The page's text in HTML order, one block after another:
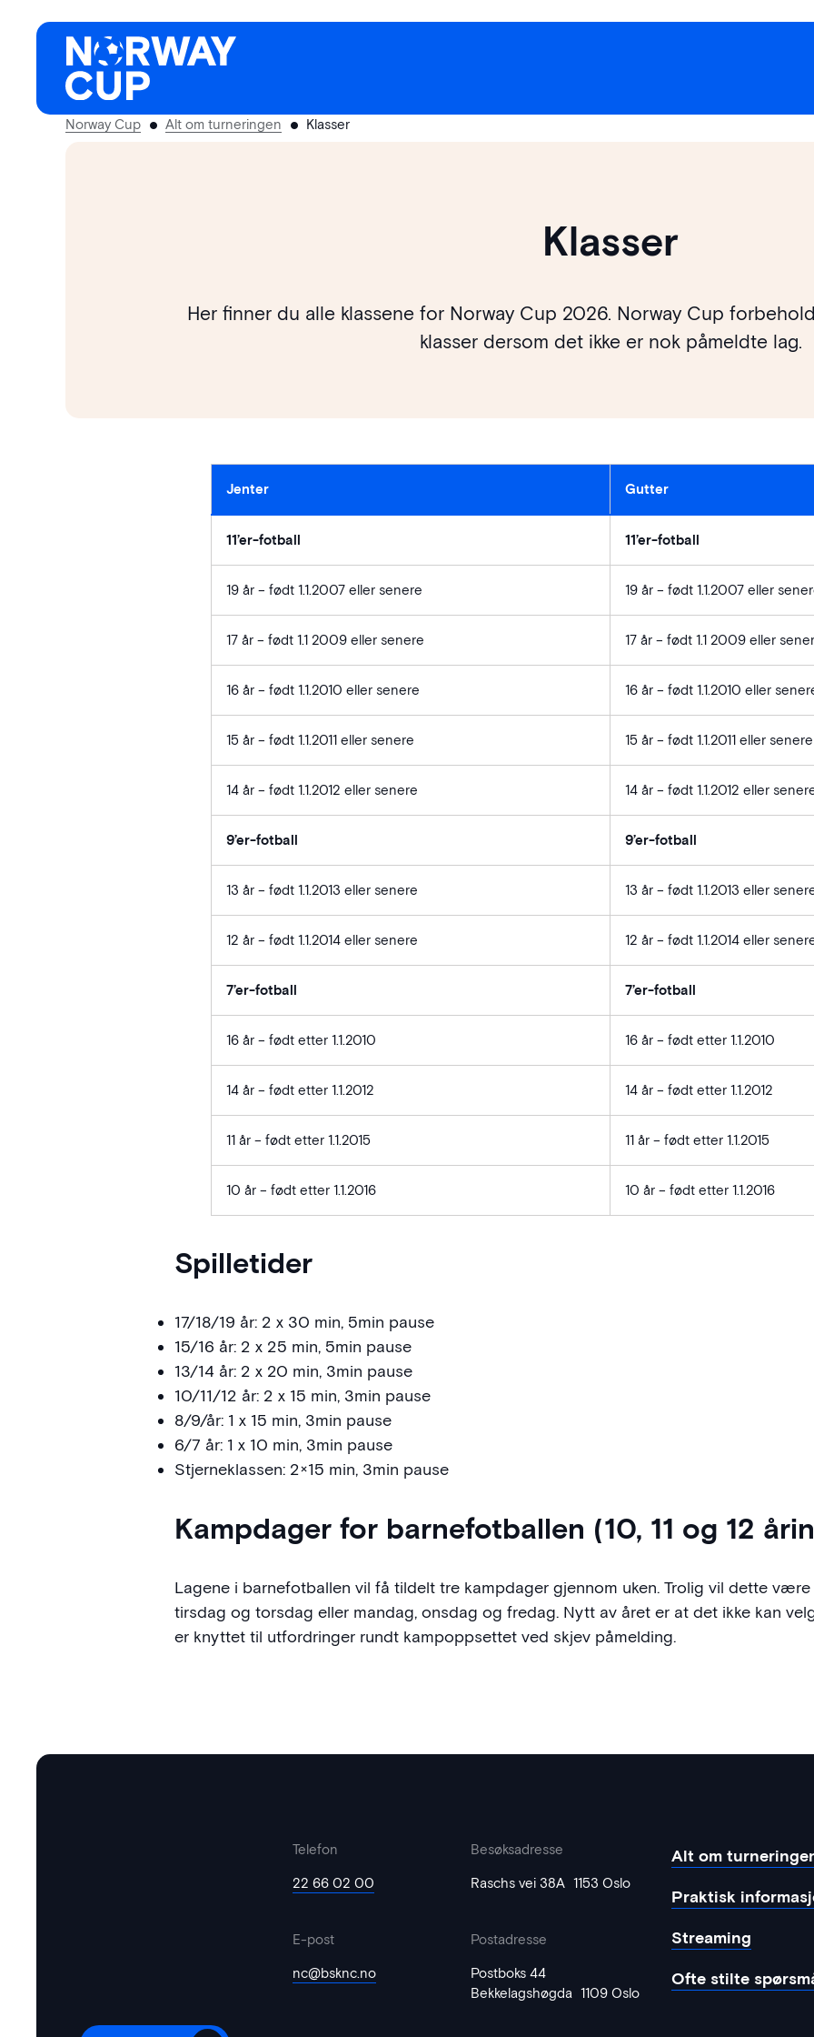
Hopp
Norway Cup Alt om turneringen Klasser
Klasser
Her finner du alle klassene for Norway Cup 2026. Norway Cup
klasser dersom det ikke er nok påmeldte lag.
Jenter Gutter
11’er-fotball 11’er-fotball
19 år – født 1.1.2007 eller senere 19 år – født 1.1.2007 eller
17 år – født 1.1 2009 eller senere 17 år – født 1.1 2009 eller
16 år – født 1.1.2010 eller senere 16 år – født 1.1.2010 eller
15 år – født 1.1.2011 eller senere 15 år – født 1.1.2011 eller senere
14 år – født 1.1.2012 eller senere 14 år – født 1.1.2012 eller
9’er-fotball 9’er-fotball
13 år – født 1.1.2013 eller senere 13 år – født 1.1.2013 eller
12 år – født 1.1.2014 eller senere 12 år – født 1.1.2014 eller
7’er-fotball 7’er-fotball
16 år – født etter 1.1.2010 16 år – født etter 1.1.2010
14 år – født etter 1.1.2012 14 år – født etter 1.1.2012
11 år – født etter 1.1.2015 11 år – født etter 1.1.2015
10 år – født etter 1.1.2016 10 år – født etter 1.1.2016
Spilletider
17/18/19 år: 2 x 30 min, 5min pause
15/16 år: 2 x 25 min, 5min pause
13/14 år: 2 x 20 min, 3min pause
10/11/12 år: 2 x 15 min, 3min pause
8/9/år: 1 x 15 min, 3min pause
6/7 år: 1 x 10 min, 3min pause
Stjerneklassen: 2×15 min, 3min pause
Kampdager for barnefotballen (10, 11 og 12
Lagene i barnefotballen vil få tildelt tre kampdager gjennom uken. Trolig vil dette
tirsdag og torsdag eller mandag, onsdag og fredag. Nytt av året er at det ikke kan
er knyttet til utfordringer rundt kampoppsettet ved skjev påmelding.
Telefon
22 66 02 00
E-post
nc@bsknc.no
Besøksadresse
Raschs vei 38A 1153 Oslo
Postadresse
Postboks 44
Bekkelagshøgda 1109 Oslo
Alt om
Praktisk
Streaming
Ofte stilte